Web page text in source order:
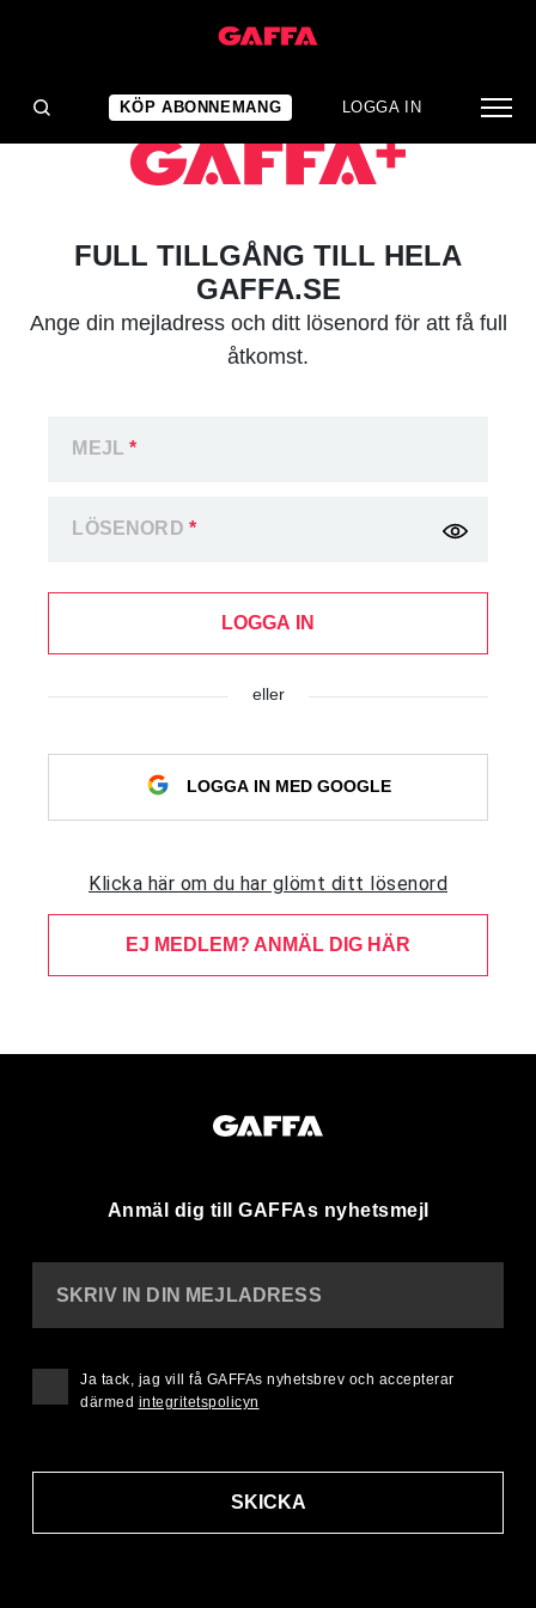
KÖP ABONNEMANG LOGGA IN
FULL TILLGÅNG TILL HELA
GAFFA.SE
Ange din mejladress och ditt lösenord för att få full
åtkomst.
MEJL*
LÖSENORD *
LOGGA IN
eller
LOGGA IN MED GOOGLE
Klicka här om du har glömt ditt lösenord
EJ MEDLEM? ANMÄL DIG HÄR
Anmäl dig till GAFFAs nyhetsmejl
SKRIV IN DIN MEJLADRESS
SKICKA
Ja tack, jag vill få GAFFAs nyhetsbrev och accepterar
därmed integritetspolicyn